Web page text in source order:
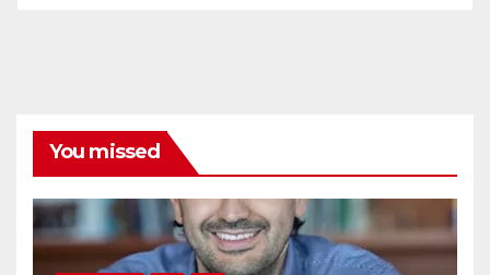
You missed